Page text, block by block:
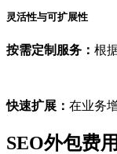
灵活性与可扩展性
按需定制服务： 根
快速扩展： 在业务
SEO外包费用